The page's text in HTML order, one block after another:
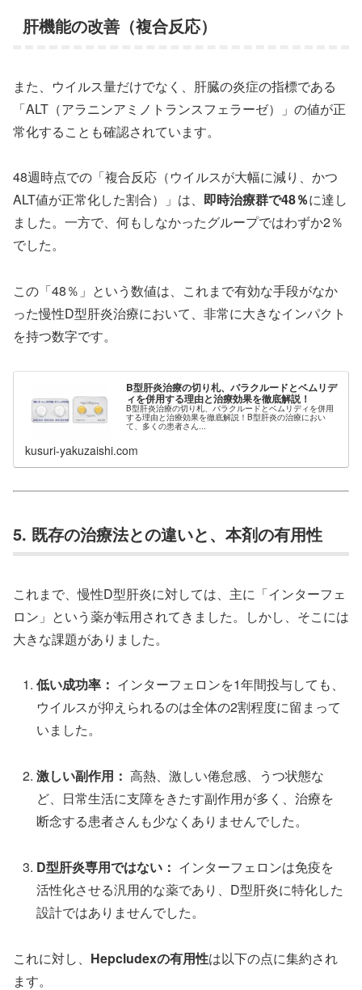
肝機能の改善（複合反応）
また、ウイルス量だけでなく、肝臓の炎症の指標である
「ALT（アラニンアミノトランスフェラーゼ）」の値が正
常化することも確認されています。
48週時点での「複合反応（ウイルスが大幅に減り、かつ
ALT値が正常化した割合）」は、 即時治療群で48％に達し
ました。一方で、何もしなかったグループではわずか2％
でした。
この「48％」という数値は、これまで有効な手段がなか
った慢性D型肝炎治療において、非常に大きなインパクト
を持つ数字です。
B型肝炎治療の切り札、バラクルードとベムリデ
ィを併用する理由と治療効果を徹底解説！
B型肝炎治療の切り札、バラクルードとベムリディを併用
する理由と治療効果を徹底解説！B型肝炎の治療におい
て、多くの患者さん...
kusuri-yakuzaishi.com
5. 既存の治療法との違いと、本剤の有用性
これまで、慢性D型肝炎に対しては、主に「インターフェ
ロン」という薬が転用されてきました。しかし、そこには
大きな課題がありました。
低い成功率： インターフェロンを1年間投与しても、
ウイルスが抑えられるのは全体の2割程度に留まって
いました。
激しい副作用： 高熱、激しい倦怠感、うつ状態な
ど、日常生活に支障をきたす副作用が多く、治療を
断念する患者さんも少なくありませんでした。
D型肝炎専用ではない： インターフェロンは免疫を
活性化させる汎用的な薬であり、D型肝炎に特化した
設計ではありませんでした。
これに対し、 Hepcludexの有用性は以下の点に集約され
ます。